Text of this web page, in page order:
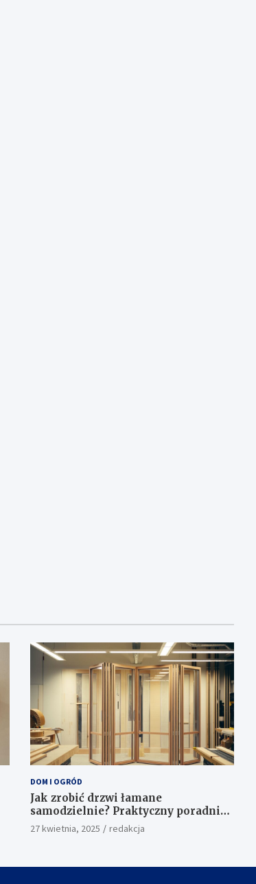
DOM I OGRÓD
Jak zrobić drzwi łamane
samodzielnie? Praktyczny poradnik
krok po kroku
27 kwietnia, 2025 redakcja